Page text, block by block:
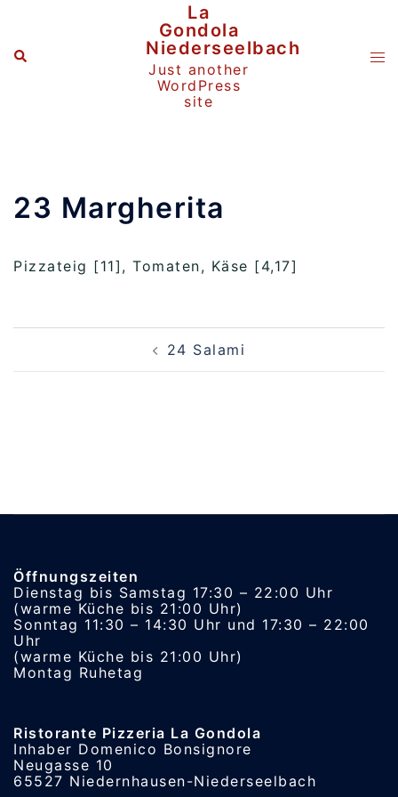
Suche
La
Gondola
Niederseelbach
Just another
WordPress
site
23 Margherita
Pizzateig [11], Tomaten, Käse [4,17]
Beitragsnavigation
24 Salami
Öffnungszeiten
Dienstag bis Samstag 17:30 – 22:00 Uhr
(warme Küche bis 21:00 Uhr)
Sonntag 11:30 – 14:30 Uhr und 17:30 – 22:00
Uhr
(warme Küche bis 21:00 Uhr)
Montag Ruhetag
Ristorante Pizzeria La Gondola
Inhaber Domenico Bonsignore
Neugasse 10
65527 Niedernhausen-Niederseelbach